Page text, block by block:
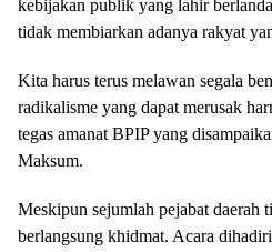
kebijakan publik yang lahir
tidak membiarkan adanya rakyat
Kita harus terus melawan segala
radikalisme yang dapat merusak
tegas amanat BPIP yang
Maksum.
Meskipun sejumlah pejabat daerah
berlangsung khidmat. Acara